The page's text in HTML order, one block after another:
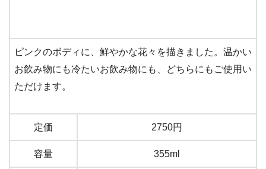
ピンクのボディに、鮮やかな花々を描きました。温かい
お飲み物にも冷たいお飲み物にも、どちらにもご使用い
ただけます。
定価 2750円
容量 355ml